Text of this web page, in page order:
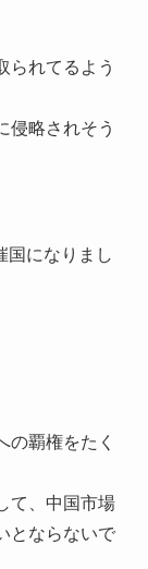
られてるよう
侵略されそう
になりまし
の覇権をたく
て、中国市場
とならないで